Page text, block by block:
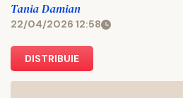
Tania Damian
22/04/2026 12:58
DISTRIBUIE